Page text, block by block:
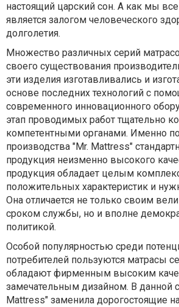
настоящий царский сон. А как мы
является залогом человеческого
долголетия.
Множество различных серий
своего существования
эти изделия изготавливались и
основе последних технологий с
современного инновационного
этап проводимых работ тщательно
компетентными органами. Именно
производства "Mr. Mattress"
продукция неизменно высокого
продукция обладает целым
положительных характеристик и
Она отличается не только своим
сроком службы, но и вполне
политикой.
Особой популярностью среди
потребителей пользуются матрасы
обладают фирменным высоким
замечательным дизайном. В данной
Mattress" заменила дорогостоящие